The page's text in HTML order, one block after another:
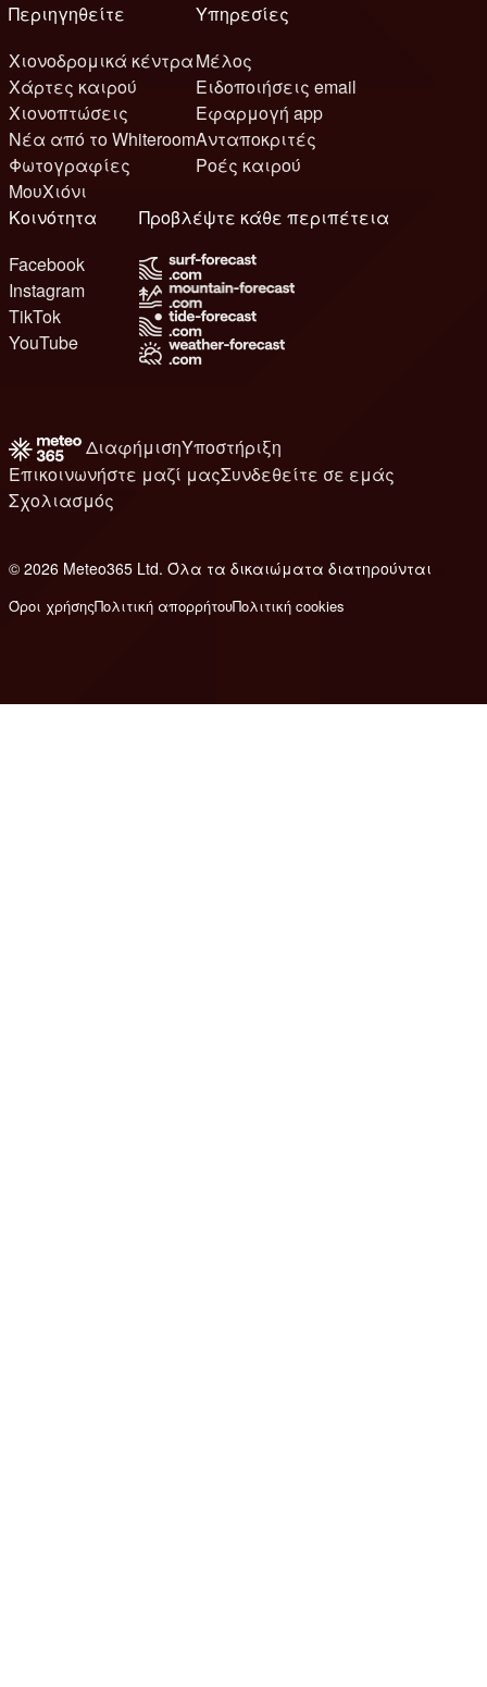
Περιηγηθείτε
Χιονοδρομικά κέντρα
Χάρτες καιρού
Χιονοπτώσεις
Νέα από το Whiteroom
Φωτογραφίες
ΜουΧιόνι
Υπηρεσίες
Μέλος
Ειδοποιήσεις email
Εφαρμογή app
Ανταποκριτές
Ροές καιρού
Κοινότητα
Facebook
Instagram
TikTok
YouTube
Προβλέψτε κάθε περιπέτεια
ΔιαφήμισηΥποστήριξη
Επικοινωνήστε μαζί μαςΣυνδεθείτε σε εμάς
Σχολιασμός
© 2026 Meteo365 Ltd. Όλα τα δικαιώματα διατηρούνται
Όροι χρήσηςΠολιτική απορρήτουΠολιτική cookies